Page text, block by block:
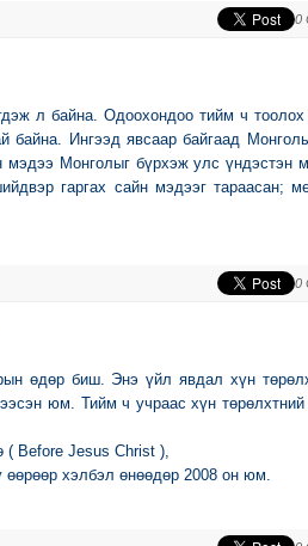
0
л байна. Одоохондоо тийм ч тоолох
байна. Ингээд явсаар байгаад
мэдээ Монголыг бүрхэж улс үндэстэн
гаргах сайн мэдээг тараасан;
0
өдөр биш. Энэ үйл явдал хүн
юм. Тийм ч учраас хүн төрөлхтний
Before Jesus Christ ),
хэлбэл өнөөдөр 2008 он юм.